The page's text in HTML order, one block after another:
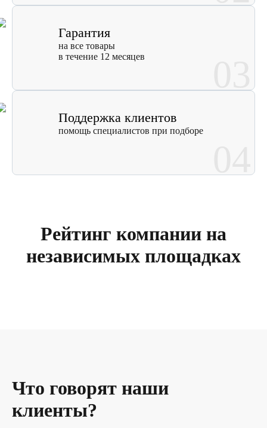
Гарантия
на все товары
в течение 12 месяцев
Поддержка клиентов
помощь специалистов при подборе
Рейтинг компании на
независимых площадках
Что говорят наши
клиенты?